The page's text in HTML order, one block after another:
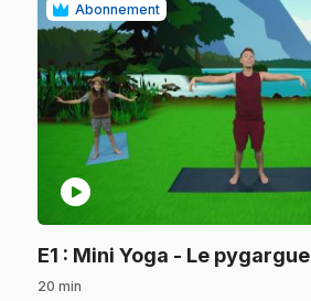
Abonnement
play_circle
E1 : Mini Yoga - Le pygargue.
20 min